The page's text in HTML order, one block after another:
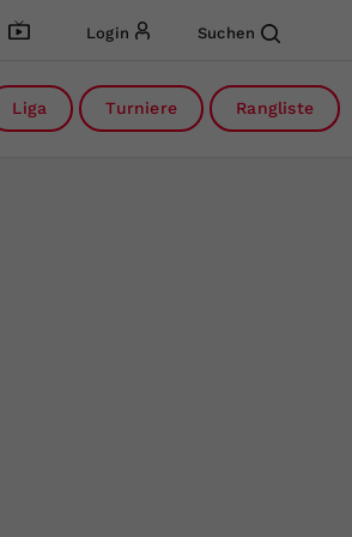
Login Suchen
Liga Turniere Rangliste